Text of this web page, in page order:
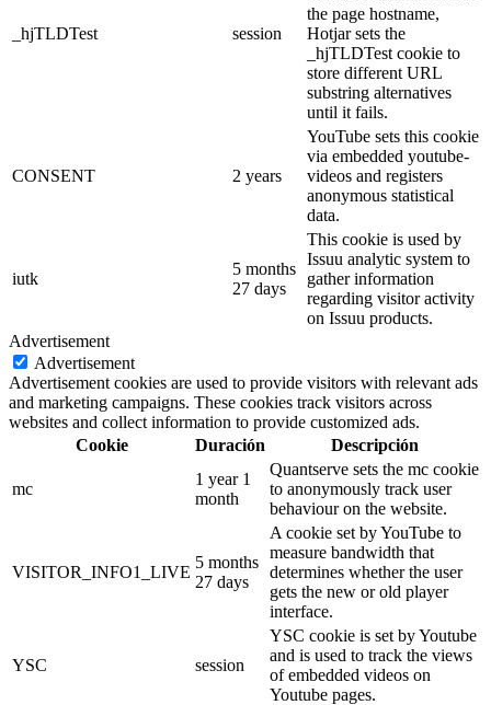
_hjTLDTest session
the page hostname,
Hotjar sets the
_hjTLDTest cookie to
store different URL
substring alternatives
until it fails.
CONSENT 2 years
YouTube sets this cookie
via embedded youtube-
videos and registers
anonymous statistical
data.
iutk
5 months
27 days
This cookie is used by
Issuu analytic system to
gather information
regarding visitor activity
on Issuu products.
Advertisement
Advertisement
Advertisement cookies are used to provide visitors with relevant ads
and marketing campaigns. These cookies track visitors across
websites and collect information to provide customized ads.
Cookie
Duración Descripción
mc
1 year 1
month
Quantserve sets the mc cookie
to anonymously track user
behaviour on the website.
VISITOR_INFO1_LIVE
5 months
27 days
A cookie set by YouTube to
measure bandwidth that
determines whether the user
gets the new or old player
interface.
YSC session
YSC cookie is set by Youtube
and is used to track the views
of embedded videos on
Youtube pages.